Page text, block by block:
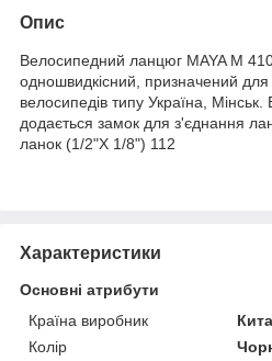
Опис
Велосипедний ланцюг MAYA М
одношвидкісний, призначений для
велосипедів типу Україна, Мінськ.
додається замок для з'єднання
ланок (1/2"Х 1/8") 112
Характеристики
Основні атрибути
Країна виробник
Колір